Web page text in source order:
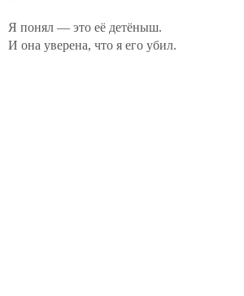
Я понял — это её детёныш.
И она уверена, что я его убил.